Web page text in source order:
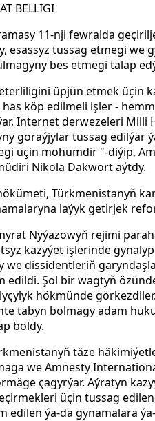
BELLIGI
11-nji fewralda
esassyz tussag etmegi we
bes etmegi talap
üpjün etmek üçin
has köp edilmeli işler -
Internet derwezeleri
goraýjylar tussag edilýär
üçin möhümdir "-diýip,
Nikola Dakwort aýtdy.
Türkmenistanyň
laýyk getirjek
Nyýazowyň rejimi
kazyýet işlerinde
we dissidentleriň
Şol bir wagtyň
hökmünde
tabyn bolmagy adam
boldy.
täze
we Amnesty
çagyrýar. Aýratyn
üçin tussag
edilen ýa-da gynamalara